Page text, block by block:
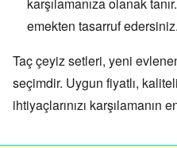
emekten tasarruf edersiniz.
Taç çeyiz setleri, yeni
seçimdir. Uygun fiyatlı,
ihtiyaçlarınızı